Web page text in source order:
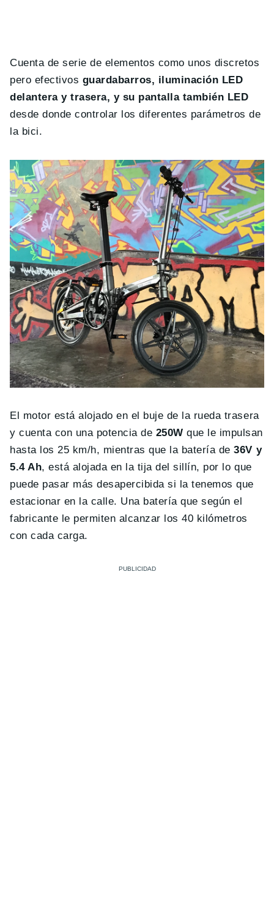
Cuenta de serie de elementos como unos discretos
pero efectivos guardabarros, iluminación LED
delantera y trasera, y su pantalla también LED
desde donde controlar los diferentes parámetros de
la bici.
El motor está alojado en el buje de la rueda trasera
y cuenta con una potencia de 250W que le impulsan
hasta los 25 km/h, mientras que la batería de36V y
5.4 Ah, está alojada en la tija del sillín, por lo que
puede pasar más desapercibida si la tenemos que
estacionar en la calle. Una batería que según el
fabricante le permiten alcanzar los 40 kilómetros
con cada carga.